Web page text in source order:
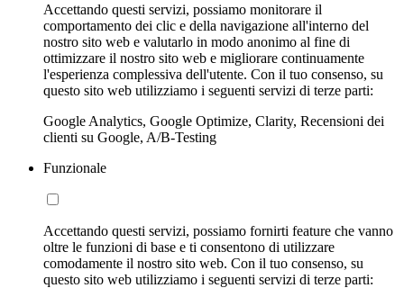
Accettando questi servizi, possiamo monitorare il
comportamento dei clic e della navigazione all'interno del
nostro sito web e valutarlo in modo anonimo al fine di
ottimizzare il nostro sito web e migliorare continuamente
l'esperienza complessiva dell'utente. Con il tuo consenso, su
questo sito web utilizziamo i seguenti servizi di terze parti:
Google Analytics, Google Optimize, Clarity, Recensioni dei
clienti su Google, A/B-Testing
Funzionale
Accettando questi servizi, possiamo fornirti feature che vanno
oltre le funzioni di base e ti consentono di utilizzare
comodamente il nostro sito web. Con il tuo consenso, su
questo sito web utilizziamo i seguenti servizi di terze parti: